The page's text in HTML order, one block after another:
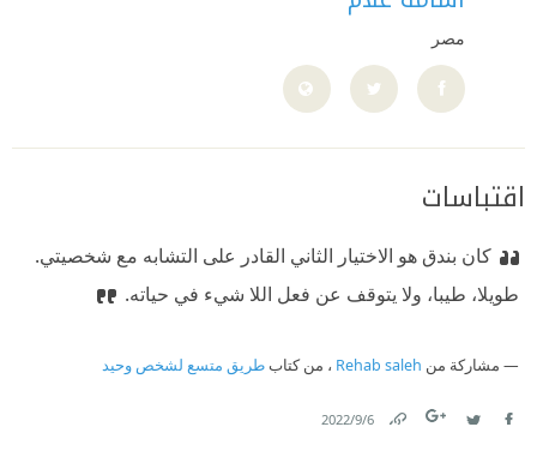
مصر
اقتباسات
كان بندق هو الاختيار الثاني القادر على التشابه مع شخصيتي.
طويلا، طيبا، ولا يتوقف عن فعل اللا شيء في حياته.
مشاركة من Rehab saleh ، من كتابطريق متسع لشخص وحيد
6‏/9‏/2022